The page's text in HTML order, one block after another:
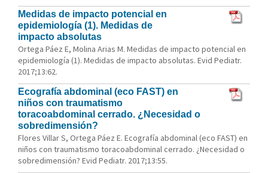
Medidas de impacto potencial en
epidemiología (1). Medidas de
impacto absolutas
Ortega Páez E, Molina Arias M. Medidas de impacto potencial en
epidemiología (1). Medidas de impacto absolutas. Evid Pediatr.
2017;13:62.
Ecografía abdominal (eco FAST) en
niños con traumatismo
toracoabdominal cerrado. ¿Necesidad o
sobredimensión?
Flores Villar S, Ortega Páez E. Ecografía abdominal (eco FAST) en
niños con traumatismo toracoabdominal cerrado. ¿Necesidad o
sobredimensión? Evid Pediatr. 2017;13:55.